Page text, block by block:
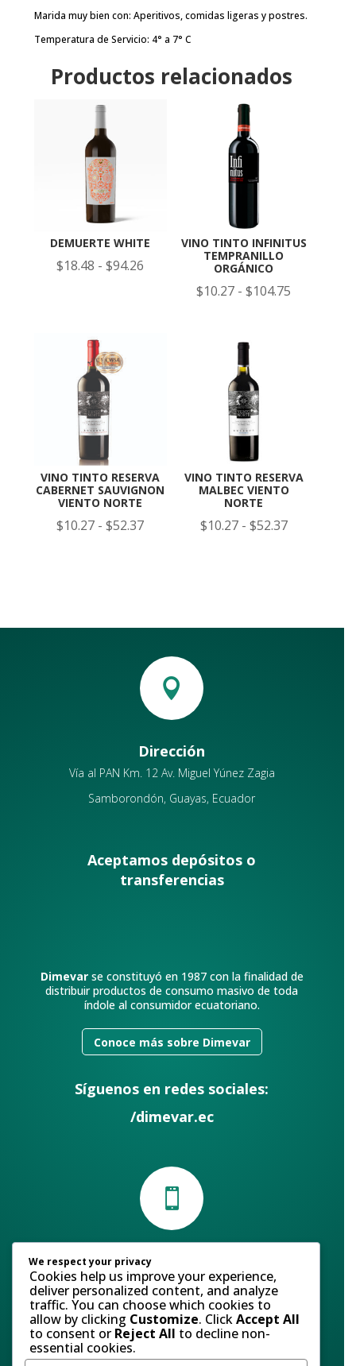
Marida muy bien con: Aperitivos, comidas ligeras y postres.
Temperatura de Servicio: 4° a 7° C
Productos relacionados
DEMUERTE WHITE
$18.48 - $94.26
VINO TINTO INFINITUS
TEMPRANILLO
ORGÁNICO
$10.27 - $104.75
VINO TINTO RESERVA
CABERNET SAUVIGNON
VIENTO NORTE
$10.27 - $52.37Rango
hasta
VINO TINTO RESERVA
MALBEC VIENTO
NORTE
$10.27 - $52.37Rango
hasta

Dirección
Vía al PAN Km. 12 Av. Miguel Yúnez Zagia
Samborondón, Guayas, Ecuador
Aceptamos depósitos o
transferencias
Dimevarse constituyó en 1987 con la finalidad de
distribuir productos de consumo masivo de toda
índole al consumidor ecuatoriano.
Conoce más sobre Dimevar
Síguenos en redes sociales:
/dimevar.ec

Contáctanos
Atención al Cliente: (+593) 98 585 9275
Ventas:(+593) 98 013 2769
Servicio al cliente
We respect your privacy
Cookies help us improve your experience,
deliver personalized content, and analyze
traffic. You can choose which cookies to
allow by clicking Customize. ClickAccept All
to consent or Reject All to decline non-
essential cookies.